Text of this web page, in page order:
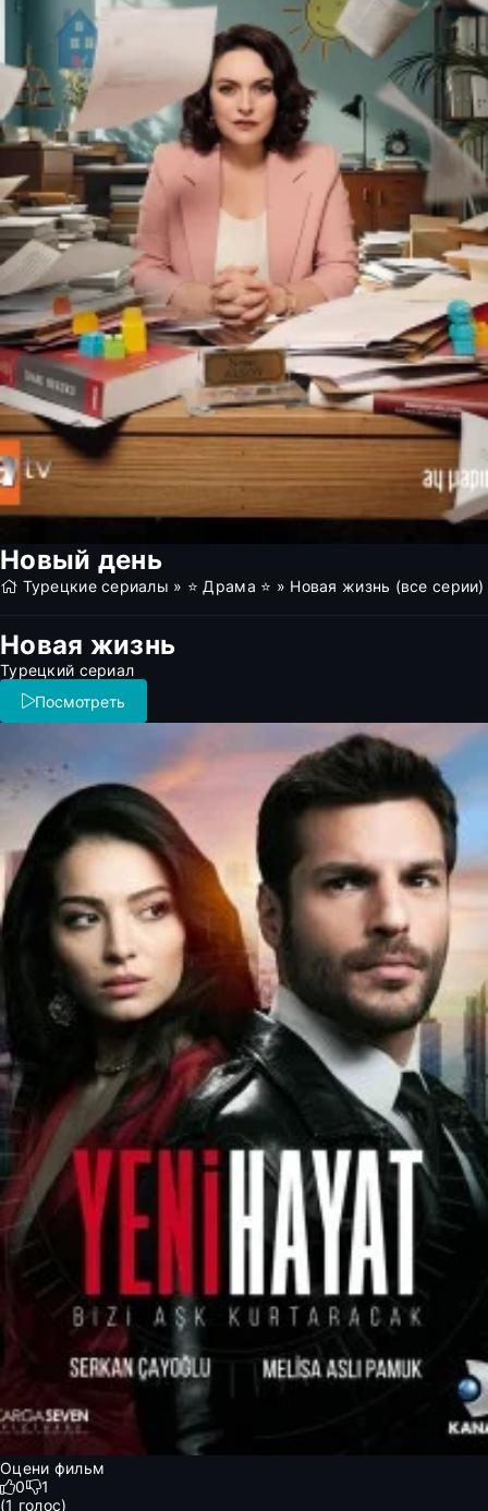
Новый день
Турецкие сериалы » ⭐ Драма ⭐ » Новая жизнь (все серии)
Новая жизнь
Турецкий сериал
Посмотреть
Оцени фильм
0
1
(1 голос)